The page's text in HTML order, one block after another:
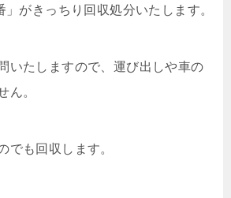
」がきっちり回収処分いたします。
いたしますので、運び出しや車の
ん。
でも回収します。